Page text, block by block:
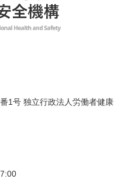
1号 独立行政法人労働者健